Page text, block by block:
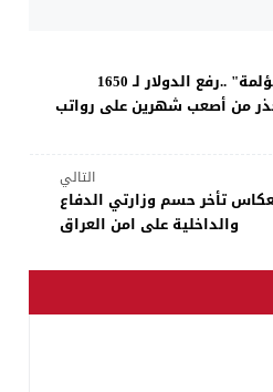
الحكومة أمام إجراءات مؤلمة" ..رفع الدولار لـ 1650
من أصعب شهرين على رواتب
التالي
تأخر حسم وزارتي الدفاع
والداخلية على امن العراق